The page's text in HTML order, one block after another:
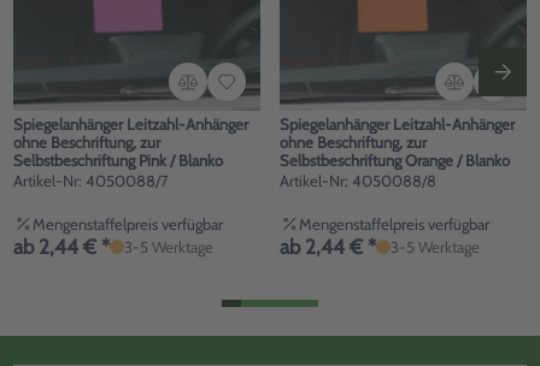
Spiegelanhänger Leitzahl-Anhänger
ohne Beschriftung, zur
Selbstbeschriftung Pink / Blanko
Artikel-Nr: 4050088/7
Mengenstaffelpreis verfügbar
ab 2,44 € * 3-5 Werktage
Spiegelanhänger Leitzahl-Anhänger
ohne Beschriftung, zur
Selbstbeschriftung Orange / Blanko
Artikel-Nr: 4050088/8
Mengenstaffelpreis verfügbar
ab 2,44 € * 3-5 Werktage